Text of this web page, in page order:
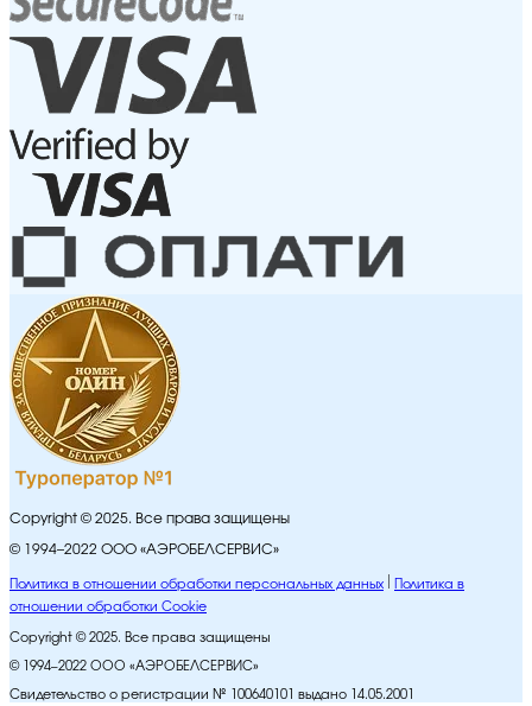
Copyright © 2025. Все права защищены
© 1994–2022 ООО «АЭРОБЕЛСЕРВИС»
Политика в отношении обработки персональных данных
Политика в
отношении обработки Cookie
Copyright © 2025. Все права защищены
© 1994–2022 ООО «АЭРОБЕЛСЕРВИС»
Свидетельство о регистрации № 100640101 выдано 14.05.2001